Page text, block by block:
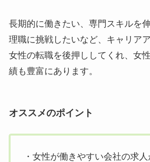
長期的に働きたい、専門スキルを
理職に挑戦したいなど、キャリア
女性の転職を後押ししてくれ、女
績も豊富にあります。
オススメのポイント
・女性が働きやすい会社の求